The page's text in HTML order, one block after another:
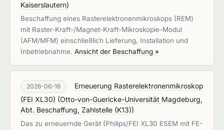
Kaiserslautern)
Beschaffung eines Rasterelektronenmikroskops (REM)
mit Raster-Kraft-/Magnet-Kraft-Mikroskopie-Modul
(AFM/MFM) einschließlich Lieferung, Installation und
Inbetriebnahme. Ansicht der Beschaffung »
2026-06-16
Erneuerung Rasterelektronenmikroskop
(FEI XL30) (Otto-von-Guericke-Universität Magdeburg,
Abt. Beschaffung, Zahlstelle (K13))
Das zu erneuernde Gerät (Philips/FEI XL30 ESEM mit FE-